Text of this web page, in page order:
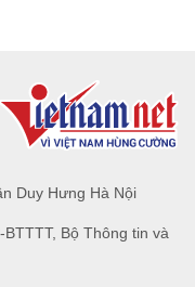
Duy Hưng Hà Nội
Bộ Thông tin và